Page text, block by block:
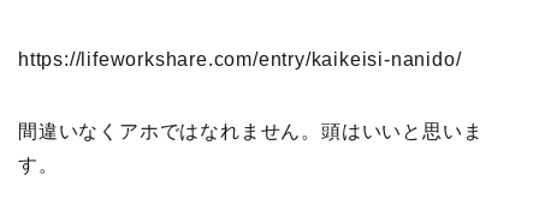
https://lifeworkshare.com/entry/kaikeisi-nanido/
間違いなくアホではなれません。頭はいいと思いま
す。